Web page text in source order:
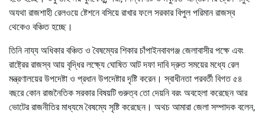
অযথা রাজশাহী রেলওয়ে ষ্টেশনে বসিয়ে রাখার ফলে সরকার বিপুল পরিমান রাজস্ব
থেকেও বঞ্চিত হচ্ছে।
তিনি নায্য অধিকার বঞ্চিত ও বৈষম্যের শিকার চাঁপাইনবাবগঞ্জ জেলাবাসীর পক্ষে এবং
রাষ্ট্রের রাজস্ব আয় বৃদ্ধির লক্ষ্যে ঘোষিত আট দফা দাবি দ্রুত সময়ের মধ্যে রেল
মন্ত্রণালয়ের উপদেষ্টা ও প্রধান উপদেষ্টার দৃষ্টি করেন। স্বাধীনতা পরবর্তী বিগত ৫৪
বছরে কোন রাজনৈতিক সরকার বিষয়টি গুরুত্ব তো দেয়নি বরং অবহেলা করেছেন আর
ভোটের রাজনীতির মাধ্যমে বৈষম্যে সৃষ্টি করেছেন। অথচ আমারা জেলা সম্পাদক বলেন,